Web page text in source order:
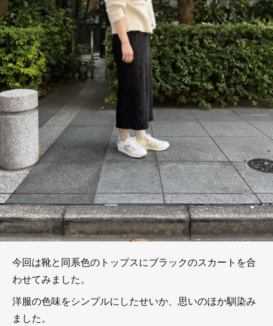
今回は靴と同系色のトップスにブラックのスカートを合
わせてみました。
洋服の色味をシンプルにしたせいか、思いのほか馴染み
ました。